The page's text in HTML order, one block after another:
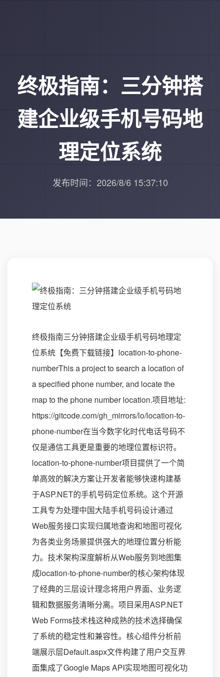
终极指南：三分钟搭
建企业级手机号码地
理定位系统
发布时间：2026/8/6 15:37:10
终极指南三分钟搭建企业级手机号码地理定
位系统【免费下载链接】location-to-phone-
numberThis a project to search a location of
a specified phone number, and locate the
map to the phone number location.项目地址:
https://gitcode.com/gh_mirrors/lo/location-to-
phone-number在当今数字化时代电话号码不
仅是通信工具更是重要的地理位置标识符。
location-to-phone-number项目提供了一个简
单高效的解决方案让开发者能够快速构建基
于ASP.NET的手机号码定位系统。这个开源
工具专为处理中国大陆手机号码设计通过
Web服务接口实现归属地查询和地图可视化
为各类业务场景提供强大的地理位置分析能
力。技术架构深度解析从Web服务到地图集
成location-to-phone-number的核心架构体现
了经典的三层设计理念将用户界面、业务逻
辑和数据服务清晰分离。项目采用ASP.NET
Web Forms技术栈这种成熟的技术选择确保
了系统的稳定性和兼容性。核心组件分析前
端展示层Default.aspx文件构建了用户交互界
面集成了Google Maps API实现地图可视化功